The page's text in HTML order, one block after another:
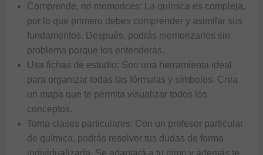
Comprende, no memorices: La química es compleja,
por lo que primero debes comprender y asimilar sus
fundamentos. Después, podrás memorizarlos sin
problema porque los entenderás.
Usa fichas de estudio: Son una herramienta ideal
para organizar todas las fórmulas y símbolos. Crea
un mapa que te permita visualizar todos los
conceptos.
Toma clases particulares: Con un profesor particular
de química, podrás resolver tus dudas de forma
individualizada. Se adaptará a tu ritmo y además te